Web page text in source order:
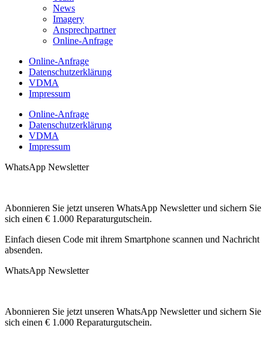
News
Imagery
Ansprechpartner
Online-Anfrage
Online-Anfrage
Datenschutzerklärung
VDMA
Impressum
Online-Anfrage
Datenschutzerklärung
VDMA
Impressum
WhatsApp Newsletter
Abonnieren Sie jetzt unseren WhatsApp Newsletter und sichern Sie
sich einen € 1.000 Reparaturgutschein.
Einfach diesen Code mit ihrem Smartphone scannen und Nachricht
absenden.
WhatsApp Newsletter
Abonnieren Sie jetzt unseren WhatsApp Newsletter und sichern Sie
sich einen € 1.000 Reparaturgutschein.